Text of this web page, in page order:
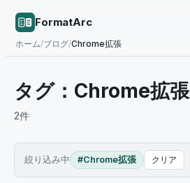
FormatArc
ホーム/ブログ/Chrome拡張
タグ： Chrome拡張
2件
絞り込み中 #Chrome拡張 クリア